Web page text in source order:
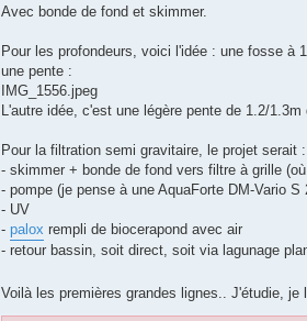
Avec bonde de fond et skimmer.
Pour les profondeurs, voici l'idée : une fosse à
une pente :
IMG_1556.jpeg
L'autre idée, c'est une légère pente de 1.2/1.3m
Pour la filtration semi gravitaire, le projet serait :
- skimmer + bonde de fond vers filtre à grille
- pompe (je pense à une AquaForte DM-Vario S
- UV
-palox rempli de biocerapond avec air
- retour bassin, soit direct, soit via lagunage
Voilà les premières grandes lignes.. J'étudie,